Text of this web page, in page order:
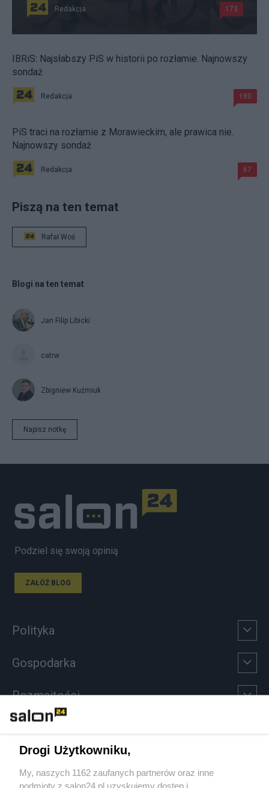
Redakcja 173
IBRiS: Najsłabszy PiS w historii po rozłamie. Najnowszy
sondaż
Redakcja 180
PiS traci na rozłamie z Morawieckim, ale prawica nie.
Najnowszy sondaż
Redakcja 67
Piszą na ten temat
Rafał Woś
Blogi na ten temat
Jan Filip Libicki
catrw
Zbigniew Kuźmiuk
Napisz notkę
Podziel się swoją opinią
ZAŁÓŻ BLOG
Polityka
Gospodarka
Rozmaitości
Sport
Drogi Użytkowniku,
My, naszych 1162 zaufanych partnerów oraz inne
podmioty z salon24.pl uzyskujemy dostęp i